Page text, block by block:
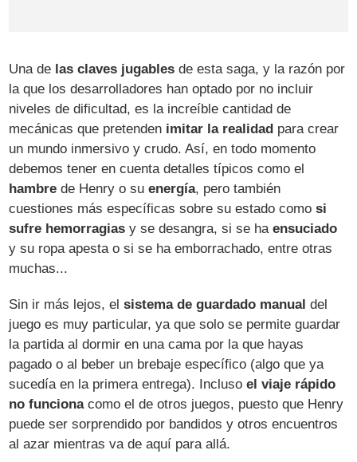
Una de las claves jugables de esta saga, y la razón por
la que los desarrolladores han optado por no incluir
niveles de dificultad, es la increíble cantidad de
mecánicas que pretenden imitar la realidad para crear
un mundo inmersivo y crudo. Así, en todo momento
debemos tener en cuenta detalles típicos como el
hambre de Henry o suenergía, pero también
cuestiones más específicas sobre su estado comosi
sufre hemorragias y se desangra, si se haensuciado
y su ropa apesta o si se ha emborrachado, entre otras
muchas...
Sin ir más lejos, elsistema de guardado manual del
juego es muy particular, ya que solo se permite guardar
la partida al dormir en una cama por la que hayas
pagado o al beber un brebaje específico (algo que ya
sucedía en la primera entrega). Inclusoel viaje rápido
no funcionacomo el de otros juegos, puesto que Henry
puede ser sorprendido por bandidos y otros encuentros
al azar mientras va de aquí para allá.